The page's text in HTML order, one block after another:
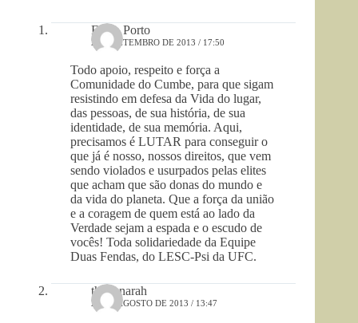
Fábio Porto
2 DE SETEMBRO DE 2013 / 17:50
Todo apoio, respeito e força a
Comunidade do Cumbe, para que sigam
resistindo em defesa da Vida do lugar,
das pessoas, de sua história, de sua
identidade, de sua memória. Aqui,
precisamos é LUTAR para conseguir o
que já é nosso, nossos direitos, que vem
sendo violados e usurpados pelas elites
que acham que são donas do mundo e
da vida do planeta. Que a força da união
e a coragem de quem está ao lado da
Verdade sejam a espada e o escudo de
vocês! Toda solidariedade da Equipe
Duas Fendas, do LESC-Psi da UFC.
thaynnarah
23 DE AGOSTO DE 2013 / 13:47